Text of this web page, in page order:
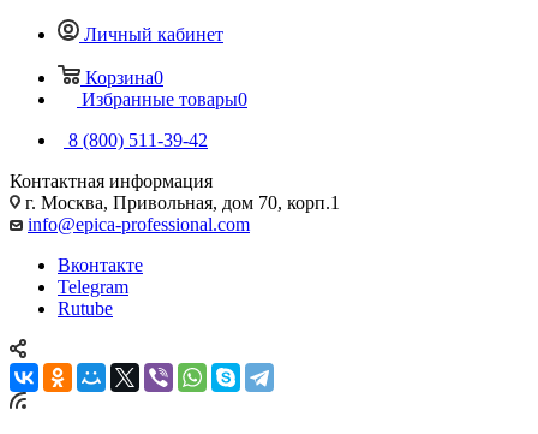
Личный кабинет
Корзина0
Избранные товары0
8 (800) 511-39-42
Контактная информация
г. Москва, Привольная, дом 70, корп.1
info@epica-professional.com
Вконтакте
Telegram
Rutube